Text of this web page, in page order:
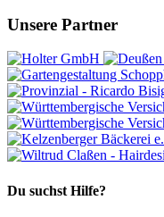
Unsere Partner
Du suchst Hilfe?